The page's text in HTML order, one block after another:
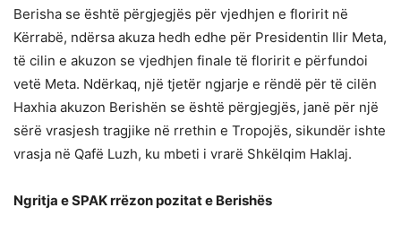
Berisha se është përgjegjës për vjedhjen e floririt në
Kërrabë, ndërsa akuza hedh edhe për Presidentin Ilir Meta,
të cilin e akuzon se vjedhjen finale të floririt e përfundoi
vetë Meta. Ndërkaq, një tjetër ngjarje e rëndë për të cilën
Haxhia akuzon Berishën se është përgjegjës, janë për një
sërë vrasjesh tragjike në rrethin e Tropojës, sikundër ishte
vrasja në Qafë Luzh, ku mbeti i vrarë Shkëlqim Haklaj.
Ngritja e SPAK rrëzon pozitat e Berishës